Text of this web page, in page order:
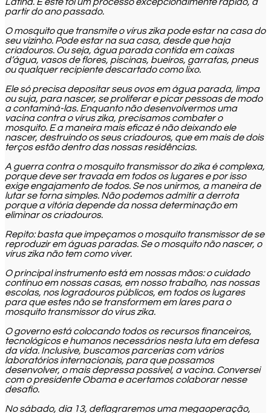
partir do ano passado.
O mosquito que transmite o vírus zika pode estar na casa do
seu vizinho. Pode estar na sua casa, desde que haja
criadouros. Ou seja, água parada contida em caixas
d’água, vasos de flores, piscinas, bueiros, garrafas, pneus
ou qualquer recipiente descartado como lixo.
Ele só precisa depositar seus ovos em água parada, limpa
ou suja, para nascer, se proliferar e picar pessoas de modo
a contaminá-las. Enquanto não desenvolvermos uma
vacina contra o vírus zika, precisamos combater o
mosquito. E a maneira mais eficaz é não deixando ele
nascer, destruindo os seus criadouros, que em mais de dois
terços estão dentro das nossas residências.
A guerra contra o mosquito transmissor do zika é complexa,
porque deve ser travada em todos os lugares e por isso
exige engajamento de todos. Se nos unirmos, a maneira de
lutar se torna simples. Não podemos admitir a derrota
porque a vitória depende da nossa determinação em
eliminar os criadouros.
Repito: basta que impeçamos o mosquito transmissor de se
reproduzir em águas paradas. Se o mosquito não nascer, o
vírus zika não tem como viver.
O principal instrumento está em nossas mãos: o cuidado
contínuo em nossas casas, em nosso trabalho, nas nossas
escolas, nos logradouros públicos, em todos os lugares
para que estes não se transformem em lares para o
mosquito transmissor do vírus zika.
O governo está colocando todos os recursos financeiros,
tecnológicos e humanos necessários nesta luta em defesa
da vida. Inclusive, buscamos parcerias com vários
laboratórios internacionais, para que possamos
desenvolver, o mais depressa possível, a vacina. Conversei
com o presidente Obama e acertamos colaborar nesse
desafio.
No sábado, dia 13, deflagraremos uma megaoperação,